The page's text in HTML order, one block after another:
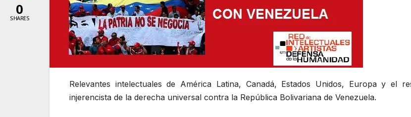
Relevantes intelectuales de América Latina, Canadá, Estados Unidos, Europa y el
injerencista de la derecha universal contra la República Bolivariana de Venezuela.
0
SHARES